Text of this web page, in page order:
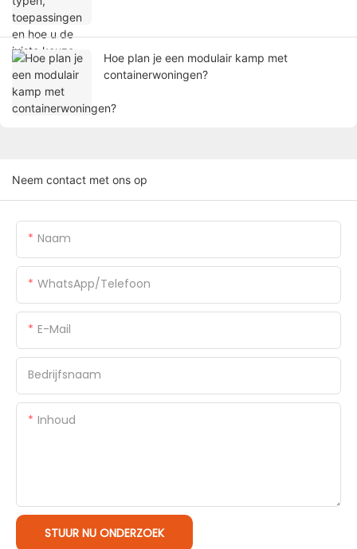
Hoe plan je een modulair kamp met
containerwoningen?
Neem contact met ons op
Naam
WhatsApp/Telefoon
E-Mail
Bedrijfsnaam
Inhoud
STUUR NU ONDERZOEK